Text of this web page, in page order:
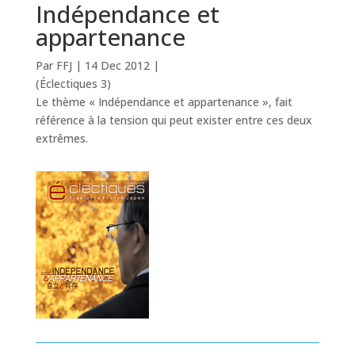
Indépendance et
appartenance
Par FFJ | 14 Dec 2012 |
(Éclectiques 3)
Le thème « Indépendance et appartenance », fait
référence à la tension qui peut exister entre ces deux
extrêmes.